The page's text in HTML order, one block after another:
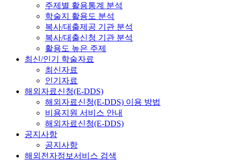
주제별 활용통계 분석
학술지 활용도 분석
복사/대출제공 기관 분석
복사/대출신청 기관 분석
활용도 높은 주제
최신/인기 학술자료
최신자료
인기자료
해외자료신청(E-DDS)
해외자료신청(E-DDS) 이용 방법
비용지원 서비스 안내
해외자료신청(E-DDS)
공지사항
공지사항
해외전자정보서비스 검색